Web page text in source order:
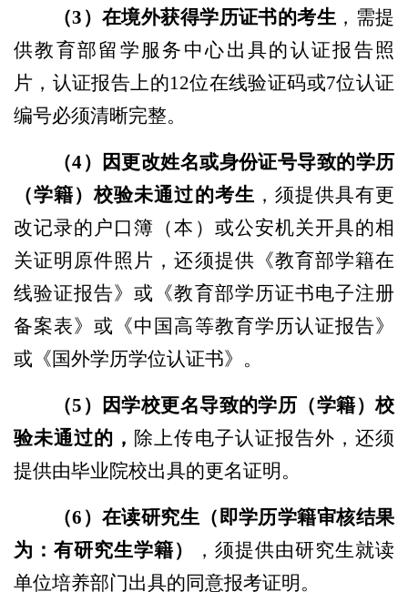
（3）在境外获得学历证书的考生 ，需提
供教育部留学服务中心出具的认证报告照
片，认证报告上的12位在线验证码或7位认证
编号必须清晰完整。
（4）因更改姓名或身份证号导致的学历
（学籍）校验未通过的考生 ，须提供具有更
改记录的户口簿（本）或公安机关开具的相
关证明原件照片，还须提供《教育部学籍在
线验证报告》或《教育部学历证书电子注册
备案表》或《中国高等教育学历认证报告》
或《国外学历学位认证书》。
（5）
因学校更名导致的学历（学籍）校
验未通过的， 除上传电子认证报告外，还须
提供由毕业院校出具的更名证明。
（6） 在读研究生（即学历学籍审核结果
为：有研究生学籍）
，须提供由研究生就读
单位培养部门出具的同意报考证明。